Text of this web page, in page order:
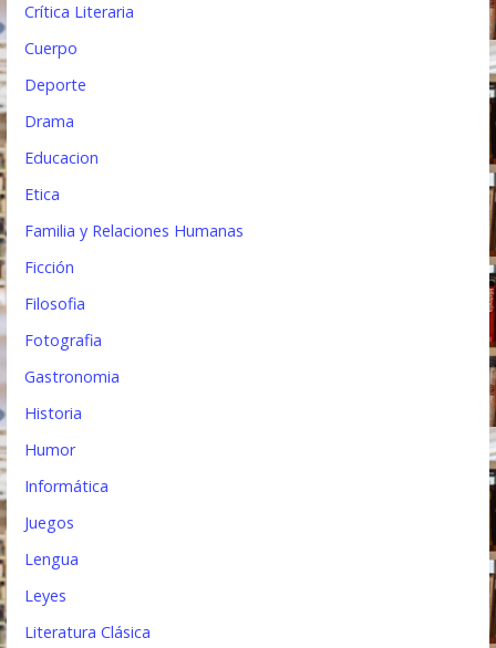
Crítica Literaria
Cuerpo
Deporte
Drama
Educacion
Etica
Familia y Relaciones Humanas
Ficción
Filosofia
Fotografia
Gastronomia
Historia
Humor
Informática
Juegos
Lengua
Leyes
Literatura Clásica